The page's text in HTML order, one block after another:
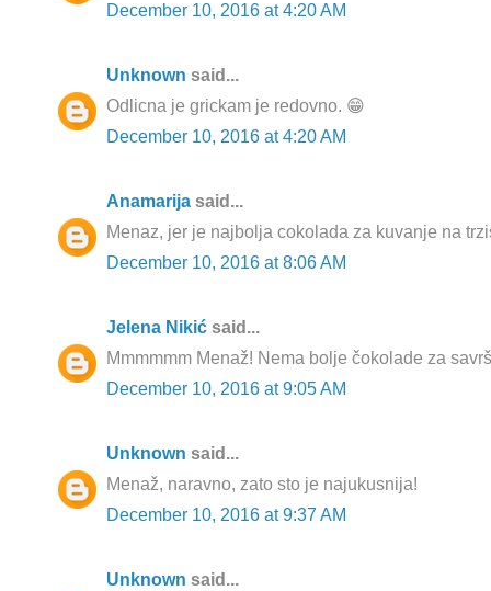
December 10, 2016 at 4:20 AM
Unknown said...
Odlicna je grickam je redovno. 😁
December 10, 2016 at 4:20 AM
Anamarija said...
Menaz, jer je najbolja cokolada za kuvanje na
December 10, 2016 at 8:06 AM
Jelena Nikić said...
Mmmmmm Menaž! Nema bolje čokolade za
December 10, 2016 at 9:05 AM
Unknown said...
Menaž, naravno, zato sto je najukusnija!
December 10, 2016 at 9:37 AM
Unknown said...